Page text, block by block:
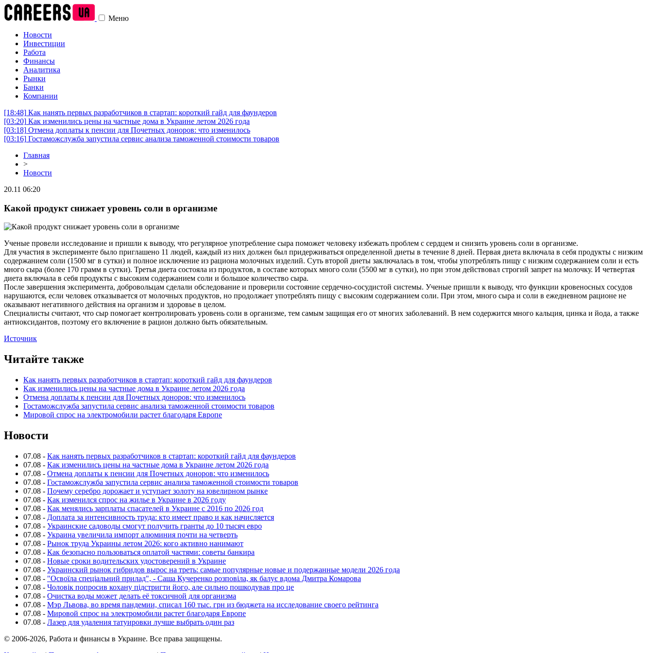
Меню
Новости
Инвестиции
Работа
Финансы
Аналитика
Рынки
Банки
Компании
[18:48] Как нанять первых разработчиков в стартап: короткий гайд для фаундеров
[03:20] Как изменились цены на частные дома в Украине летом 2026 года
[03:18] Отмена доплаты к пенсии для Почетных доноров: что изменилось
[03:16] Гостаможслужба запустила сервис анализа таможенной стоимости товаров
Главная
>
Новости
20.11 06:20
Какой продукт снижает уровень соли в организме
Ученые провели исследование и пришли к выводу, что регулярное употребление сыра поможет человеку избежать проблем с сердцем и снизить уровень соли в организме.
Для участия в эксперименте было приглашено 11 людей, каждый из них должен был придерживаться определенной диеты в течение 8 дней. Первая диета включала в себя продукты с низким
содержанием соли (1500 мг в сутки) и полное исключение из рациона молочных изделий. Суть второй диеты заключалась в том, чтобы употреблять пищу с низким содержанием соли и есть
много сыра (более 170 грамм в сутки). Третья диета состояла из продуктов, в составе которых много соли (5500 мг в сутки), но при этом действовал строгий запрет на молочку. И четвертая
диета включала в себя продукты с высоким содержанием соли и большое количество сыра.
После завершения эксперимента, добровольцам сделали обследование и проверили состояние сердечно-сосудистой системы. Ученые пришли к выводу, что функции кровеносных сосудов
нарушаются, если человек отказывается от молочных продуктов, но продолжает употреблять пищу с высоким содержанием соли. При этом, много сыра и соли в ежедневном рационе не
оказывают негативного действия на организм и здоровье в целом.
Специалисты считают, что сыр помогает контролировать уровень соли в организме, тем самым защищая его от многих заболеваний. В нем содержится много кальция, цинка и йода, а также
антиоксидантов, поэтому его включение в рацион должно быть обязательным.
Источник
Читайте также
Как нанять первых разработчиков в стартап: короткий гайд для фаундеров
Как изменились цены на частные дома в Украине летом 2026 года
Отмена доплаты к пенсии для Почетных доноров: что изменилось
Гостаможслужба запустила сервис анализа таможенной стоимости товаров
Мировой спрос на электромобили растет благодаря Европе
Новости
07.08 - Как нанять первых разработчиков в стартап: короткий гайд для фаундеров
07.08 - Как изменились цены на частные дома в Украине летом 2026 года
07.08 - Отмена доплаты к пенсии для Почетных доноров: что изменилось
07.08 - Гостаможслужба запустила сервис анализа таможенной стоимости товаров
07.08 - Почему серебро дорожает и уступает золоту на ювелирном рынке
07.08 - Как изменился спрос на жилье в Украине в 2026 году
07.08 - Как менялись зарплаты спасателей в Украине с 2016 по 2026 год
07.08 - Доплата за интенсивность труда: кто имеет право и как начисляется
07.08 - Украинские садоводы смогут получить гранты до 10 тысяч евро
07.08 - Украина увеличила импорт алюминия почти на четверть
07.08 - Рынок труда Украины летом 2026: кого активно нанимают
07.08 - Как безопасно пользоваться оплатой частями: советы банкира
07.08 - Новые сроки водительских удостоверений в Украине
07.08 - Украинский рынок гибридов вырос на треть: самые популярные новые и подержанные модели 2026 года
07.08 - "Освоїла спеціальний прилад", - Саша Кучеренко розповіла, як балує вдома Дмитра Комарова
07.08 - Чоловік попросив кохану підстригти його, але сильно пошкодував про це
07.08 - Очистка воды может делать её токсичной для организма
07.08 - Мэр Львова, во время пандемии, списал 160 тыс. грн из бюджета на исследование своего рейтинга
07.08 - Мировой спрос на электромобили растет благодаря Европе
07.08 - Лазер для удаления татуировки лучше выбрать один раз
© 2006-2026, Работа и финансы в Украине. Все права защищены.